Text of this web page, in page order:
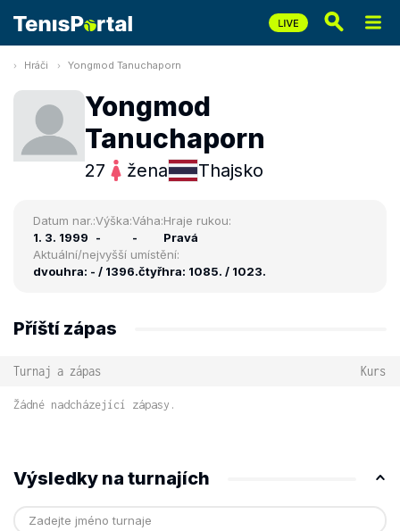
Hráči Yongmod Tanuchaporn
Yongmod
Tanuchaporn
27 žena Thajsko
Datum nar.:
1. 3. 1999
Výška:
-
Váha:
-
Hraje rukou:
Pravá
Aktuální/nejvyšší umístění:
dvouhra: - / 1396.čtyřhra: 1085. / 1023.
Příští zápas
Turnaj a zápas Kurs
Žádné nadcházející zápasy.
Výsledky na turnajích